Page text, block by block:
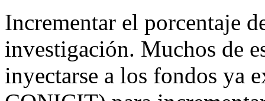
Incrementar el porcentaje
investigación. Muchos de
inyectarse a los fondos ya